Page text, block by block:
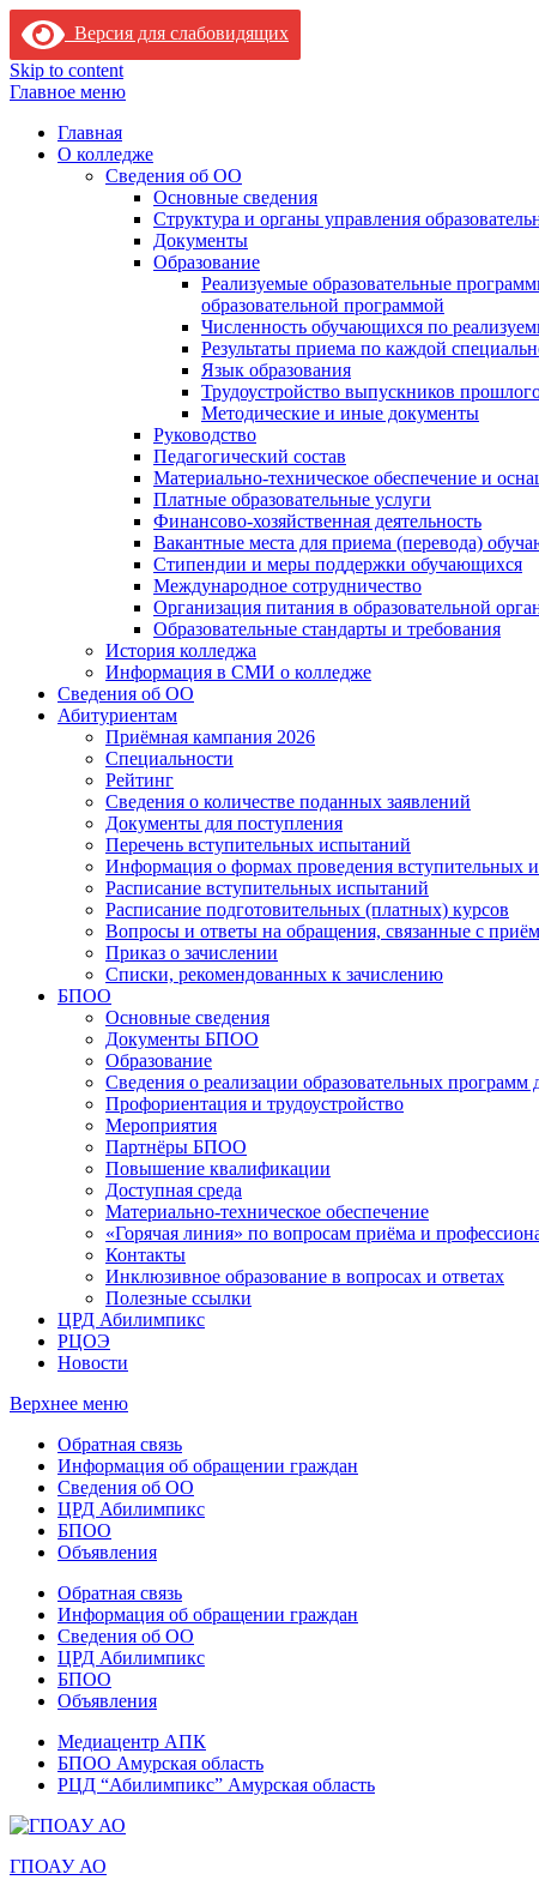
Версия для слабовидящих
Skip to content
Главное меню
Главная
О колледже
Сведения об ОО
Основные сведения
Структура и органы управления
Документы
Образование
Реализуемые образовательные
образовательной программой
Численность обучающихся по
Результаты приема по каждой
Язык образования
Трудоустройство выпускников
Методические и иные документы
Руководство
Педагогический состав
Материально-техническое обеспечение и
Платные образовательные услуги
Финансово-хозяйственная деятельность
Вакантные места для приема (перевода)
Стипендии и меры поддержки обучающихся
Международное сотрудничество
Организация питания в образовательной
Образовательные стандарты и требования
История колледжа
Информация в СМИ о колледже
Сведения об ОО
Абитуриентам
Приёмная кампания 2026
Специальности
Рейтинг
Сведения о количестве поданных заявлений
Документы для поступления
Перечень вступительных испытаний
Информация о формах проведения вступительных
Расписание вступительных испытаний
Расписание подготовительных (платных) курсов
Вопросы и ответы на обращения, связанные с
Приказ о зачислении
Списки, рекомендованных к зачислению
БПОО
Основные сведения
Документы БПОО
Образование
Сведения о реализации образовательных
Профориентация и трудоустройство
Мероприятия
Партнёры БПОО
Повышение квалификации
Доступная среда
Материально-техническое обеспечение
«Горячая линия» по вопросам приёма и
Контакты
Инклюзивное образование в вопросах и ответах
Полезные ссылки
ЦРД Абилимпикс
РЦОЭ
Новости
Верхнее меню
Обратная связь
Информация об обращении граждан
Сведения об ОО
ЦРД Абилимпикс
БПОО
Объявления
Обратная связь
Информация об обращении граждан
Сведения об ОО
ЦРД Абилимпикс
БПОО
Объявления
Медиацентр АПК
БПОО Амурская область
РЦД “Абилимпикс” Амурская область
ГПОАУ АО